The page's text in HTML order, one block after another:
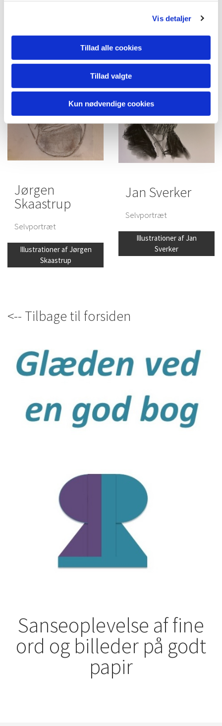
Vis detaljer
Tillad alle cookies
Tillad valgte
Kun nødvendige cookies
Jørgen
Skaastrup
Selvportræt
Illustrationer af Jørgen
Skaastrup
Jan Sverker
Selvportræt
Illustrationer af Jan
Sverker
<-- Tilbage til forsiden
Sanseoplevelse af fine
ord og billeder på godt
papir